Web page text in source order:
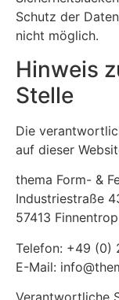
Schutz der
nicht möglich.
Hinweis
Stelle
Die
auf dieser
thema Form- &
Industriestraße
57413 Finnentrop
Telefon: +49 (0)
E-Mail: